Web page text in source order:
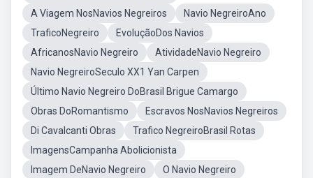
A Viagem NosNavios Negreiros
Navio NegreiroAno
TraficoNegreiro
EvoluçãoDos Navios
AfricanosNavio Negreiro
AtividadeNavio Negreiro
Navio NegreiroSeculo XX1 Yan Carpen
Último Navio Negreiro DoBrasil Brigue Camargo
Obras DoRomantismo
Escravos NosNavios Negreiros
Di Cavalcanti Obras
Trafico NegreiroBrasil Rotas
ImagensCampanha Abolicionista
Imagem DeNavio Negreiro
O Navio Negreiro